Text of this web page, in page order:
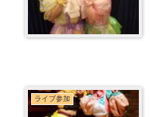
ライブ参加